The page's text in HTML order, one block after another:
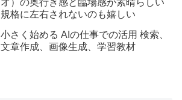
規格に左右されないのも嬉しい
小さく始める AIの仕事での活用 検索、
文章作成、画像生成、学習教材